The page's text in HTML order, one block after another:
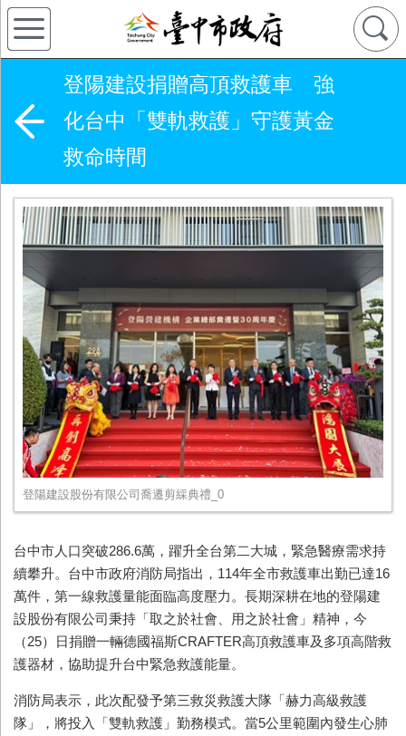
登陽建設捐贈高頂救護車 強
化台中「雙軌救護」守護黃金
救命時間
登陽建設股份有限公司喬遷剪綵典禮_0
台中市人口突破286.6萬，躍升全台第二大城，緊急醫療需求持
續攀升。台中市政府消防局指出，114年全市救護車出勤已達16
萬件，第一線救護量能面臨高度壓力。長期深耕在地的登陽建
設股份有限公司秉持「取之於社會、用之於社會」精神，今
（25）日捐贈一輛德國福斯CRAFTER高頂救護車及多項高階救
護器材，協助提升台中緊急救護能量。
消防局表示，此次配發予第三救災救護大隊「赫力高級救護
隊」，將投入「雙軌救護」勤務模式。當5公里範圍內發生心肺